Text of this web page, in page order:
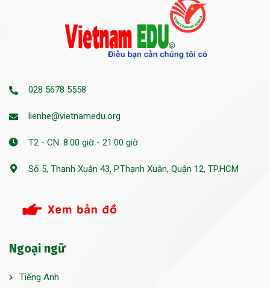
028 5678 5558
lienhe@vietnamedu.org
T2 - CN: 8.00 giờ - 21.00 giờ
Số 5, Thạnh Xuân 43, P.Thạnh Xuân, Quận 12, TP.HCM
Ngoại ngữ
Tiếng Anh